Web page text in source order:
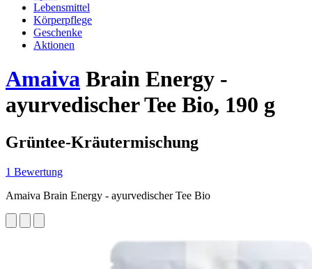
Lebensmittel
Körperpflege
Geschenke
Aktionen
Amaiva Brain Energy -
ayurvedischer Tee Bio, 190 g
Grüntee-Kräutermischung
1 Bewertung
Amaiva Brain Energy - ayurvedischer Tee Bio